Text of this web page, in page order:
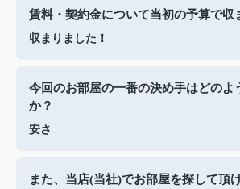
賃料・契約金について当初の予算で収
収まりました！
今回のお部屋の一番の決め手はどのよ
か？
安さ
また、当店(当社)でお部屋を探して頂